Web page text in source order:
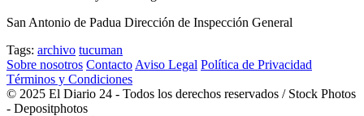
San Antonio de Padua Dirección de Inspección General
Tags: archivo tucuman
Sobre nosotros Contacto Aviso Legal Política de Privacidad
Términos y Condiciones
© 2025 El Diario 24 - Todos los derechos reservados / Stock Photos
- Depositphotos